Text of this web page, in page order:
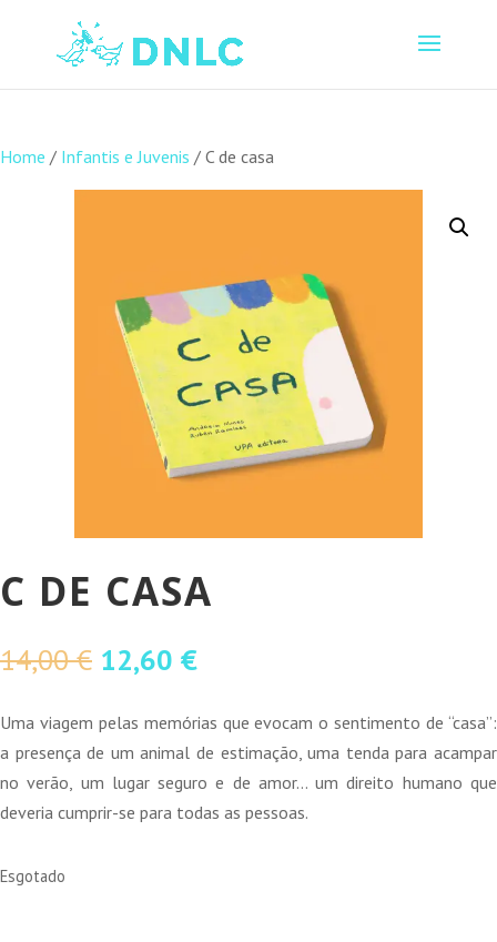
Home / Infantis e Juvenis / C de casa
C DE CASA
14,00€ O
original
era:
14,00 €.
12,60 €O
atual
é:
12,60 €.
Uma viagem pelas memórias que evocam o sentimento de “casa”:
a presença de um animal de estimação, uma tenda para acampar
no verão, um lugar seguro e de amor… um direito humano que
deveria cumprir-se para todas as pessoas.
Esgotado